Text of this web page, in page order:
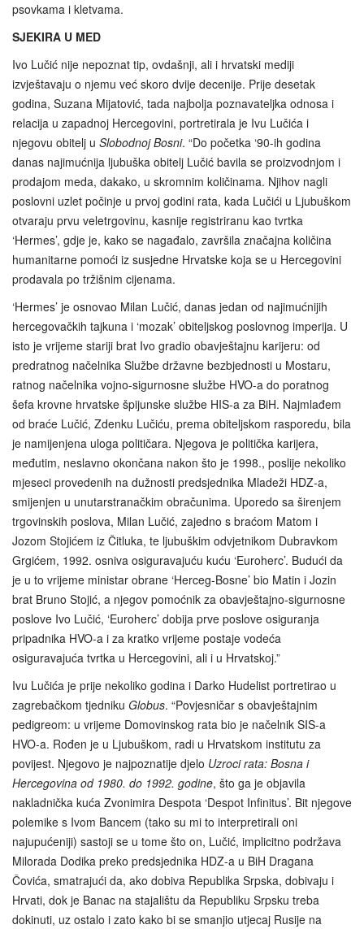
psovkama i kletvama.
SJEKIRA U MED
Ivo Lučić nije nepoznat tip, ovdašnji, ali i hrvatski mediji
izvještavaju o njemu već skoro dvije decenije. Prije desetak
godina, Suzana Mijatović, tada najbolja poznavateljka odnosa i
relacija u zapadnoj Hercegovini, portretirala je Ivu Lučića i
njegovu obitelj u Slobodnoj Bosni. “Do početka ‘90-ih godina
danas najimućnija ljubuška obitelj Lučić bavila se proizvodnjom i
prodajom meda, dakako, u skromnim količinama. Njihov nagli
poslovni uzlet počinje u prvoj godini rata, kada Lučići u Ljubuškom
otvaraju prvu veletrgovinu, kasnije registriranu kao tvrtka
‘Hermes’, gdje je, kako se nagađalo, završila značajna količina
humanitarne pomoći iz susjedne Hrvatske koja se u Hercegovini
prodavala po tržišnim cijenama.
‘Hermes’ je osnovao Milan Lučić, danas jedan od najimućnijih
hercegovačkih tajkuna i ‘mozak’ obiteljskog poslovnog imperija. U
isto je vrijeme stariji brat Ivo gradio obavještajnu karijeru: od
predratnog načelnika Službe državne bezbjednosti u Mostaru,
ratnog načelnika vojno-sigurnosne službe HVO-a do poratnog
šefa krovne hrvatske špijunske službe HIS-a za BiH. Najmlađem
od braće Lučić, Zdenku Lučiću, prema obiteljskom rasporedu, bila
je namijenjena uloga političara. Njegova je politička karijera,
međutim, neslavno okončana nakon što je 1998., poslije nekoliko
mjeseci provedenih na dužnosti predsjednika Mladeži HDZ-a,
smijenjen u unutarstranačkim obračunima. Uporedo sa širenjem
trgovinskih poslova, Milan Lučić, zajedno s braćom Matom i
Jozom Stojićem iz Čitluka, te ljubuškim odvjetnikom Dubravkom
Grgićem, 1992. osniva osiguravajuću kuću ‘Euroherc’. Budući da
je u to vrijeme ministar obrane ‘Herceg-Bosne’ bio Matin i Jozin
brat Bruno Stojić, a njegov pomoćnik za obavještajno-sigurnosne
poslove Ivo Lučić, ‘Euroherc’ dobija prve poslove osiguranja
pripadnika HVO-a i za kratko vrijeme postaje vodeća
osiguravajuća tvrtka u Hercegovini, ali i u Hrvatskoj.”
Ivu Lučića je prije nekoliko godina i Darko Hudelist portretirao u
zagrebačkom tjedniku Globus. “Povjesničar s obavještajnim
pedigreom: u vrijeme Domovinskog rata bio je načelnik SIS-a
HVO‑a. Rođen je u Ljubuškom, radi u Hrvatskom institutu za
povijest. Njegovo je najpoznatije djelo Uzroci rata: Bosna i
Hercegovina od 1980. do 1992. godine, što ga je objavila
nakladnička kuća Zvonimira Despota ‘Despot Infinitus’. Bit njegove
polemike s Ivom Bancem (tako su mi to interpretirali oni
najupućeniji) sastoji se u tome što on, Lučić, implicitno podržava
Milorada Dodika preko predsjednika HDZ-a u BiH Dragana
Čovića, smatrajući da, ako dobiva Republika Srpska, dobivaju i
Hrvati, dok je Banac na stajalištu da Republiku Srpsku treba
dokinuti, uz ostalo i zato kako bi se smanjio utjecaj Rusije na